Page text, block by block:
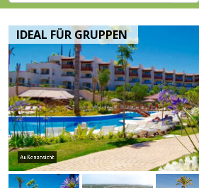
IDEAL FÜR GRUPPEN
Außenansicht